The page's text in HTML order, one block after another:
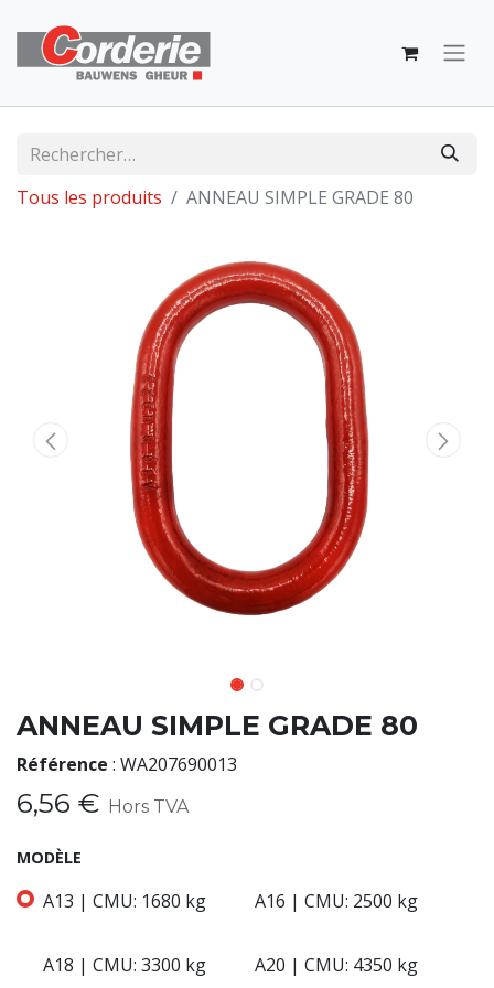
Tous les produits ANNEAU SIMPLE GRADE 80
ANNEAU SIMPLE GRADE 80
Référence : WA207690013
6,56 € Hors TVA
MODÈLE
A13 | CMU: 1680 kg A16 | CMU: 2500 kg
A18 | CMU: 3300 kg A20 | CMU: 4350 kg